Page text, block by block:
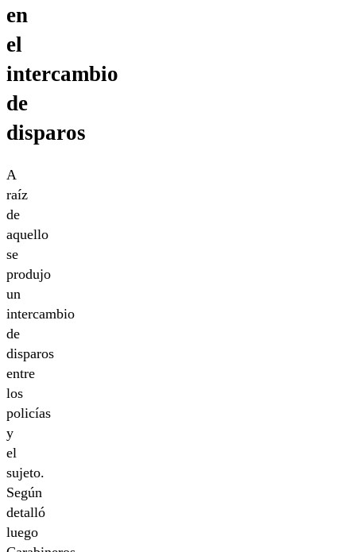
en
el
intercambio
de
disparos
A
raíz
de
aquello
se
produjo
un
intercambio
de
disparos
entre
los
policías
y
el
sujeto.
Según
detalló
luego